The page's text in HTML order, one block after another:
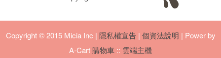
Copyright © 2015 Micia Inc | 隱私權宣告| 個資法說明 | Power by
A-Cart購物車 :: 雲端主機